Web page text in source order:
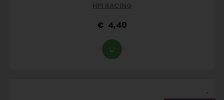
HPI RACING
4,40